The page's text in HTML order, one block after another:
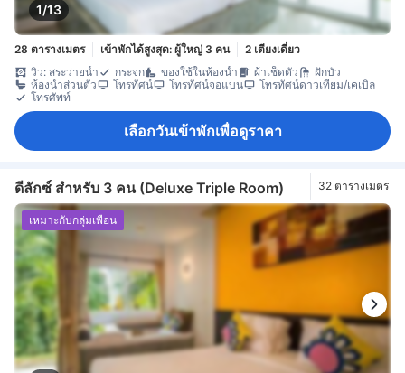
1/13
28 ตารางเมตร เข้าพักได้สูงสุด: ผู้ใหญ่ 3 คน
2 เตียงเดี่ยว
วิว: สระว่ายน้ำ
กระจก ของใช้ในห้องน้ำ ผ้าเช็ดตัว
ฝักบัว
ห้องน้ำส่วนตัว
โทรทัศน์ โทรทัศน์จอแบน
โทรทัศน์ดาวเทียม/เคเบิล
โทรศัพท์
เลือกวันเข้าพักเพื่อดูราคา
ดีลักซ์ สำหรับ 3 คน (Deluxe Triple Room) 32 ตารางเมตร
เหมาะกับกลุ่มเพื่อน